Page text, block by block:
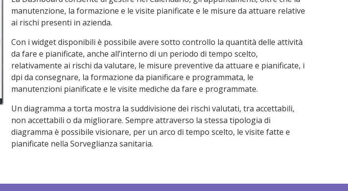
manutenzione, la formazione e le visite pianificate e le misure da attuare relative
ai rischi presenti in azienda.
Con i widget disponibili è possibile avere sotto controllo la quantità delle attività
da fare e pianificate, anche all’interno di un periodo di tempo scelto,
relativamente ai rischi da valutare, le misure preventive da attuare e pianificate, i
dpi da consegnare, la formazione da pianificare e programmata, le
manutenzioni pianificate e le visite mediche da fare e programmate.
Un diagramma a torta mostra la suddivisione dei rischi valutati, tra accettabili,
non accettabili o da migliorare. Sempre attraverso la stessa tipologia di
diagramma è possibile visionare, per un arco di tempo scelto, le visite fatte e
pianificate nella Sorveglianza sanitaria.